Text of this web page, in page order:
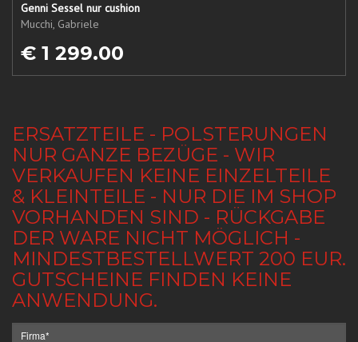
Genni Sessel nur cushion
Mucchi, Gabriele
€ 1 299.00
ERSATZTEILE - POLSTERUNGEN
NUR GANZE BEZÜGE - WIR
VERKAUFEN KEINE EINZELTEILE
& KLEINTEILE - NUR DIE IM SHOP
VORHANDEN SIND - RÜCKGABE
DER WARE NICHT MÖGLICH -
MINDESTBESTELLWERT 200 EUR.
GUTSCHEINE FINDEN KEINE
ANWENDUNG.